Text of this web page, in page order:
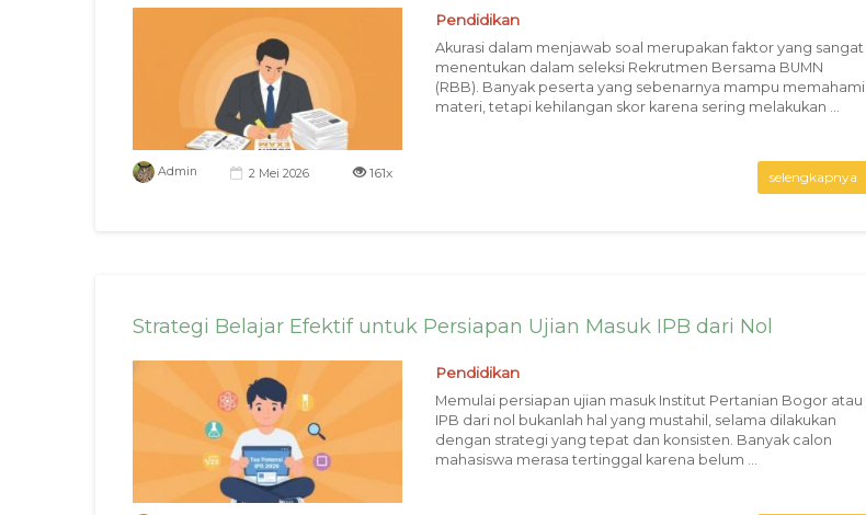
Pendidikan
Akurasi dalam menjawab soal merupakan faktor yang sangat
menentukan dalam seleksi Rekrutmen Bersama BUMN
(RBB). Banyak peserta yang sebenarnya mampu memahami
materi, tetapi kehilangan skor karena sering melakukan ...
Admin 2 Mei 2026 161x selengkapnya
Strategi Belajar Efektif untuk Persiapan Ujian Masuk IPB dari Nol
Pendidikan
Memulai persiapan ujian masuk Institut Pertanian Bogor atau
IPB dari nol bukanlah hal yang mustahil, selama dilakukan
dengan strategi yang tepat dan konsisten. Banyak calon
mahasiswa merasa tertinggal karena belum ...